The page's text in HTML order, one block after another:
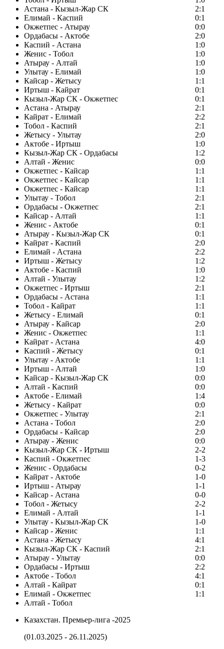
Астана - Кызыл-Жар СК
2:1
Елимай - Каспий
0:1
Окжетпес - Атырау
0:0
Ордабасы - Актобе
2:0
Каспий - Астана
1:0
Женис - Тобол
1:0
Атырау - Алтай
1:0
Улытау - Елимай
1:0
Кайсар - Жетысу
1:1
Иртыш - Кайрат
0:1
Кызыл-Жар СК - Окжетпес
0:1
Астана - Атырау
2:1
Кайрат - Елимай
2:2
Тобол - Каспий
2:1
Жетысу - Улытау
2:0
Актобе - Иртыш
1:0
Кызыл-Жар СК - Ордабасы
1:2
Алтай - Женис
0:0
Окжетпес - Кайсар
1:1
Окжетпес - Кайсар
1:1
Окжетпес - Кайсар
1:1
Улытау - Тобол
2:1
Ордабасы - Окжетпес
2:1
Кайсар - Алтай
1:1
Женис - Актобе
0:1
Атырау - Кызыл-Жар СК
0:1
Кайрат - Каспий
2:0
Елимай - Астана
2:2
Иртыш - Жетысу
1:2
Актобе - Каспий
1:0
Алтай - Улытау
1:2
Окжетпес - Иртыш
2:1
Ордабасы - Астана
1:1
Тобол - Кайрат
1:1
Жетысу - Елимай
0:1
Атырау - Кайсар
2:0
Женис - Окжетпес
1:1
Кайрат - Астана
4:0
Каспий - Жетысу
0:1
Улытау - Актобе
1:1
Иртыш - Алтай
1:0
Кайсар - Кызыл-Жар СК
0:0
Алтай - Каспий
0:0
Актобе - Елимай
1:4
Жетысу - Кайрат
0:0
Окжетпес - Улытау
2:1
Астана - Тобол
2:0
Ордабасы - Кайсар
2:0
Атырау - Женис
0:0
Кызыл-Жар СК - Иртыш
2-2
Каспий - Окжетпес
1-3
Женис - Ордабасы
0-2
Кайрат - Актобе
1-0
Иртыш - Атырау
1-1
Кайсар - Астана
0-0
Тобол - Жетысу
2-2
Елимай - Алтай
1-1
Улытау - Кызыл-Жар СК
1-0
Кайсар - Женис
1:1
Астана - Жетысу
4:1
Кызыл-Жар СК - Каспий
2:1
Атырау - Улытау
0:0
Ордабасы - Иртыш
2:2
Актобе - Тобол
4:1
Алтай - Кайрат
0:1
Елимай - Окжетпес
1:1
Алтай - Тобол
Казахстан. Премьер-лига -2025
(01.03.2025 - 26.11.2025)